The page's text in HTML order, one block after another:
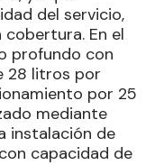
del servicio,
En el
profundo con
28 litros por
por 25
mediante
instalación de
capacidad de